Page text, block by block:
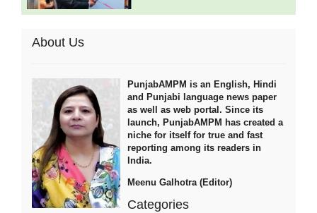
About Us
PunjabAMPM is an English, Hindi
and Punjabi language news paper
as well as web portal. Since its
launch, PunjabAMPM has created a
niche for itself for true and fast
reporting among its readers in
India.
Meenu Galhotra (Editor)
Categories